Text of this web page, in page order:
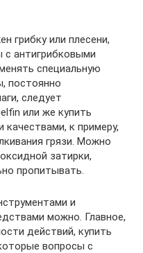
грибку или плесени,
с антигрибковыми
специальную
постоянно
следует
или же купить
к примеру,
грязи. Можно
затирки,
пропитывать.
и
можно. Главное,
действий, купить
вопросы с